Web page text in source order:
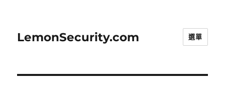
LemonSecurity.com 選單